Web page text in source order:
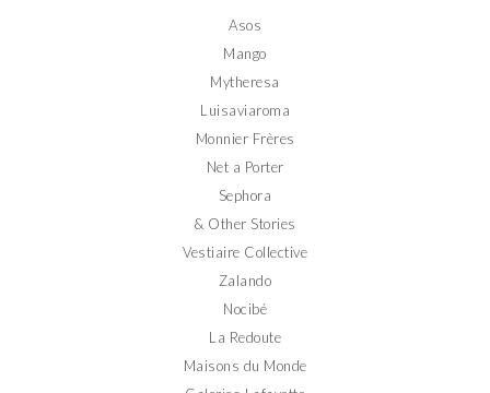
Asos
Mango
Mytheresa
Luisaviaroma
Monnier Frères
Net a Porter
Sephora
& Other Stories
Vestiaire Collective
Zalando
Nocibé
La Redoute
Maisons du Monde